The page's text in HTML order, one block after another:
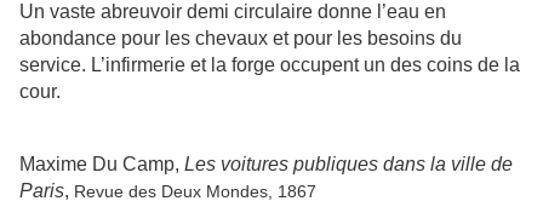
Un vaste abreuvoir demi circulaire donne l’eau en
abondance pour les chevaux et pour les besoins du
service. L’infirmerie et la forge occupent un des coins de la
cour.
Maxime Du Camp, Les voitures publiques dans la ville de
Paris, Revue des Deux Mondes, 1867